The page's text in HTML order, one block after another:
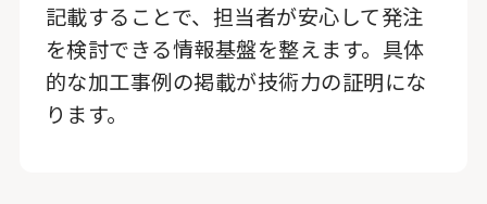
記載することで、担当者が安心して発注
を検討できる情報基盤を整えます。具体
的な加工事例の掲載が技術力の証明にな
ります。